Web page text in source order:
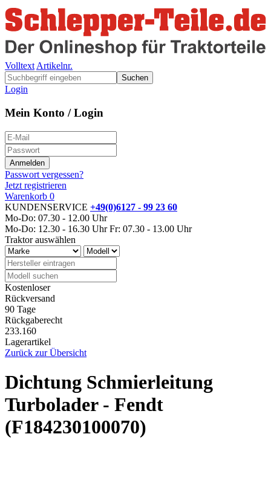
Volltext Artikelnr.
Suchen
Login
Mein Konto / Login
Passwort vergessen?
Jetzt registrieren
Warenkorb 0
KUNDENSERVICE +49(0)6127 - 99 23 60
Mo-Do: 07.30 - 12.00 Uhr
Mo-Do: 12.30 - 16.30 Uhr Fr: 07.30 - 13.00 Uhr
Traktor auswählen
Kostenloser
Rückversand
90 Tage
Rückgaberecht
233.160
Lagerartikel
Zurück zur Übersicht
Dichtung Schmierleitung
Turbolader - Fendt
(F184230100070)